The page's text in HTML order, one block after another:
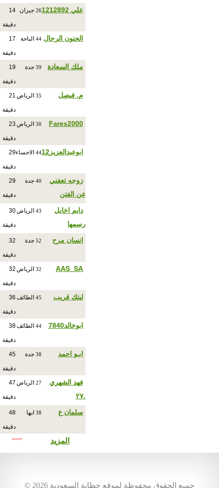
علي 1212892 26 جيزان 14
دقيقة
الحنون الرحال 44 الباحة 17
دقيقة
ملك السعادة 39 جدة 19
دقيقة
م. فيصل 35 الرياض 21
دقيقة
Fares2000
30 الرياض 23
دقيقة
ابوعبدالعزيز12 44 الاحساء29
دقيقة
زوجه تعفني
عن الفتن
40 جدة 29
دقيقة
دايم اخايل
رسمها
43 الرياض30
دقيقة
انسان مرح 52 جدة 32
دقيقة
AAS_SA
32 الرياض 32
دقيقة
ليتك قريب 45 الطائف 36
دقيقة
ابوخالد7840 44 الطائف38
دقيقة
ابـو احمد 38 جدة 45
دقيقة
فهد الشهري
.٢٧
27 الرياض 47
دقيقة
سلمان ع 38 ابها 48
دقيقة
المزيد
© جميع الحقوق محفوظة لموقع خطابة السعودية 2026